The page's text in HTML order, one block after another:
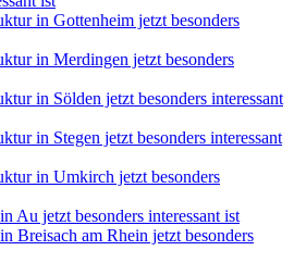
in Gottenheim jetzt besonders
in Merdingen jetzt besonders
in Sölden jetzt besonders interessant
in Stegen jetzt besonders interessant
in Umkirch jetzt besonders
Au jetzt besonders interessant ist
Breisach am Rhein jetzt besonders